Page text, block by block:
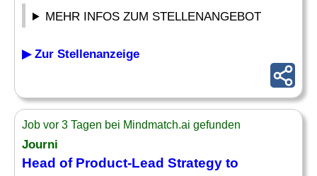
MEHR INFOS ZUM STELLENANGEBOT
▶ Zur Stellenanzeige
Job vor 3 Tagen bei Mindmatch.ai gefunden
Journi
Head of Product-Lead Strategy to